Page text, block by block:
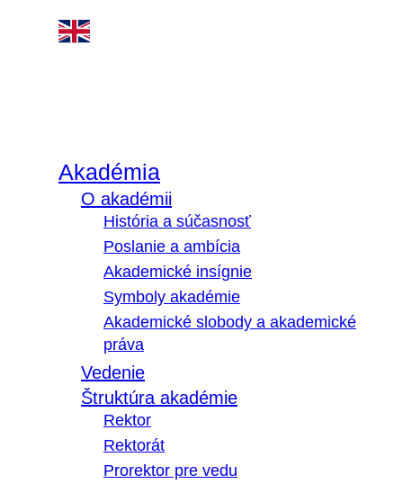
Akadémia
O akadémii
História a súčasnosť
Poslanie a ambícia
Akademické insígnie
Symboly akadémie
Akademické slobody a akademické
práva
Vedenie
Štruktúra akadémie
Rektor
Rektorát
Prorektor pre vedu